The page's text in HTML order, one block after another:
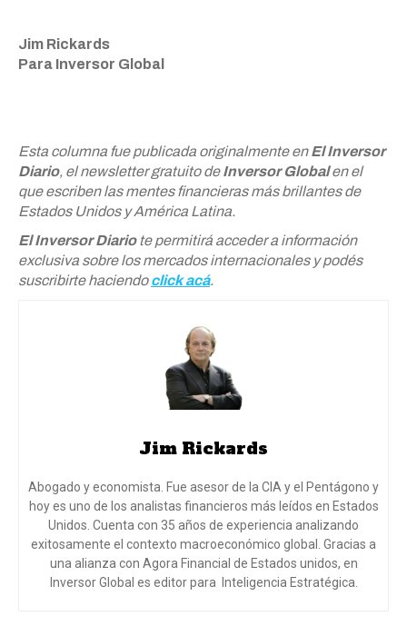
Jim Rickards
Para Inversor Global
Esta columna fue publicada originalmente enEl Inversor
Diario, el newsletter gratuito deInversor Globalen el
que escriben las mentes financieras más brillantes de
Estados Unidos y América Latina.
El Inversor Diariote permitirá acceder a información
exclusiva sobre los mercados internacionales y podés
suscribirte haciendoclick acá.
Jim Rickards
Abogado y economista. Fue asesor de la CIA y el Pentágono y
hoy es uno de los analistas financieros más leídos en Estados
Unidos. Cuenta con 35 años de experiencia analizando
exitosamente el contexto macroeconómico global. Gracias a
una alianza con Agora Financial de Estados unidos, en
Inversor Global es editor para Inteligencia Estratégica.